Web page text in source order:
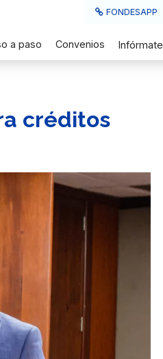
FONDESAPP
a paso Convenios Infórmate
créditos